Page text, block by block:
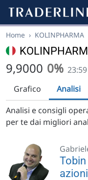
Home › KOLINPHARMA
9,9000 0%
Grafico
Analisi
Analisi e consigli
per te dai migliori